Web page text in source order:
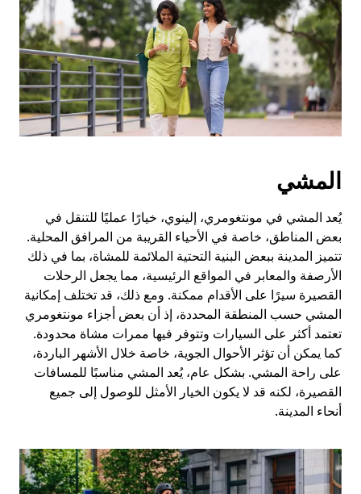
لإغلاق
التقويم.
المشي
يُعد المشي في مونتغومري، إلينوي، خيارًا عمليًا للتنقل في
بعض المناطق، خاصة في الأحياء القريبة من المرافق المحلية.
تتميز المدينة ببعض البنية التحتية الملائمة للمشاة، بما في ذلك
الأرصفة والمعابر في المواقع الرئيسية، مما يجعل الرحلات
القصيرة سيرًا على الأقدام ممكنة. ومع ذلك، قد تختلف إمكانية
المشي حسب المنطقة المحددة، إذ أن بعض أجزاء مونتغومري
تعتمد أكثر على السيارات وتتوفر فيها ممرات مشاة محدودة.
كما يمكن أن تؤثر الأحوال الجوية، خاصة خلال الأشهر الباردة،
على راحة المشي. بشكل عام، يُعد المشي مناسبًا للمسافات
القصيرة، لكنه قد لا يكون الخيار الأمثل للوصول إلى جميع
أنحاء المدينة.